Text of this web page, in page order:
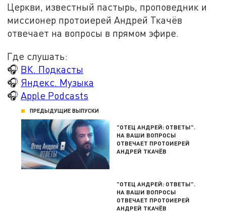
Церкви, известный пастырь, проповедник и
миссионер протоиерей Андрей Ткачёв
отвечает на вопросы в прямом эфире.
Где слушать:
🎧 ВК. Подкасты
🎧 Яндекс. Музыка
🎧 Apple Podcasts
ПРЕДЫДУЩИЕ ВЫПУСКИ
"ОТЕЦ АНДРЕЙ: ОТВЕТЫ".
НА ВАШИ ВОПРОСЫ
ОТВЕЧАЕТ ПРОТОИЕРЕЙ
АНДРЕЙ ТКАЧЁВ
"ОТЕЦ АНДРЕЙ: ОТВЕТЫ".
НА ВАШИ ВОПРОСЫ
ОТВЕЧАЕТ ПРОТОИЕРЕЙ
АНДРЕЙ ТКАЧЁВ